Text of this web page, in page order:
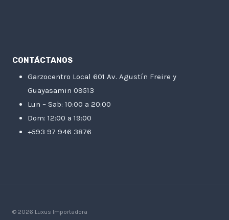
CONTÁCTANOS
Garzocentro Local 601 Av. Agustín Freire y
Guayasamin 09513
Lun – Sab: 10:00 a 20:00
Dom: 12:00 a 19:00
+593 97 946 3876
© 2026 Luxus Importadora